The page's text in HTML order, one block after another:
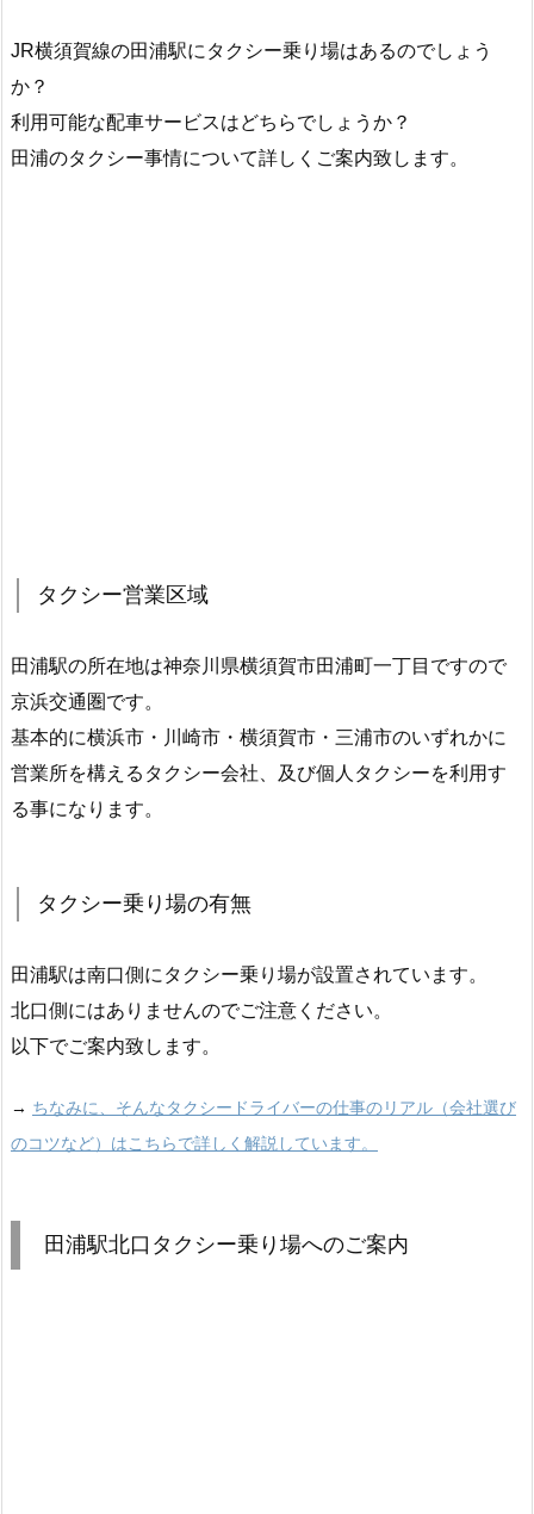
JR横須賀線の田浦駅にタクシー乗り場はあるのでしょう
か？
利用可能な配車サービスはどちらでしょうか？
田浦のタクシー事情について詳しくご案内致します。
タクシー営業区域
田浦駅の所在地は神奈川県横須賀市田浦町一丁目ですので
京浜交通圏です。
基本的に横浜市・川崎市・横須賀市・三浦市のいずれかに
営業所を構えるタクシー会社、及び個人タクシーを利用す
る事になります。
タクシー乗り場の有無
田浦駅は南口側にタクシー乗り場が設置されています。
北口側にはありませんのでご注意ください。
以下でご案内致します。
→ ちなみに、そんなタクシードライバーの仕事のリアル（会社選び
のコツなど）はこちらで詳しく解説しています。
田浦駅北口タクシー乗り場へのご案内